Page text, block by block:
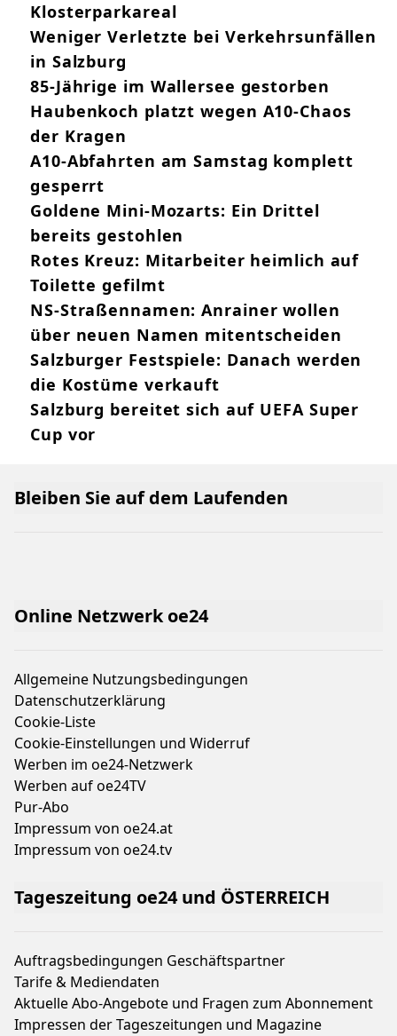
Klosterparkareal
Weniger Verletzte bei Verkehrsunfällen
in Salzburg
85-Jährige im Wallersee gestorben
Haubenkoch platzt wegen A10-Chaos
der Kragen
A10-Abfahrten am Samstag komplett
gesperrt
Goldene Mini-Mozarts: Ein Drittel
bereits gestohlen
Rotes Kreuz: Mitarbeiter heimlich auf
Toilette gefilmt
NS-Straßennamen: Anrainer wollen
über neuen Namen mitentscheiden
Salzburger Festspiele: Danach werden
die Kostüme verkauft
Salzburg bereitet sich auf UEFA Super
Cup vor
Online Netzwerk oe24
Allgemeine Nutzungsbedingungen
Datenschutzerklärung
Cookie-Liste
Cookie-Einstellungen und Widerruf
Werben im oe24-Netzwerk
Werben auf oe24TV
Pur-Abo
Impressum von oe24.at
Impressum von oe24.tv
Tageszeitung oe24 und ÖSTERREICH
Auftragsbedingungen Geschäftspartner
Tarife & Mediendaten
Aktuelle Abo-Angebote und Fragen zum Abonnement
Impressen der Tageszeitungen und Magazine
Bleiben Sie auf dem Laufenden